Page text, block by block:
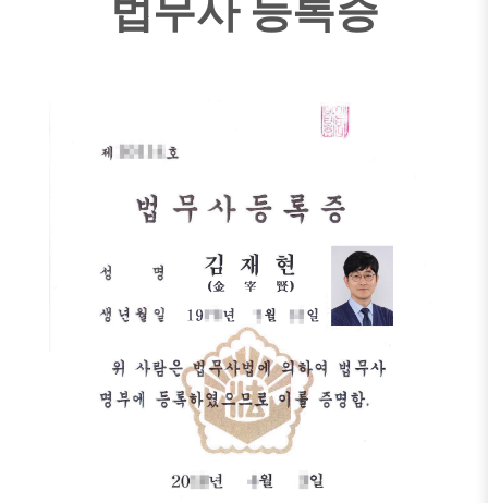
법무사 등록증